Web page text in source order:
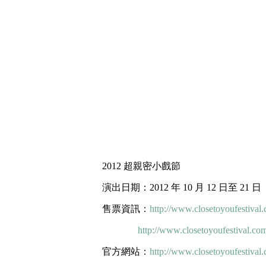
2012 超親密小戲節
演出日期：2012 年 10 月 12 日至 21 日
售票資訊： http://
http://
官方網站： http://